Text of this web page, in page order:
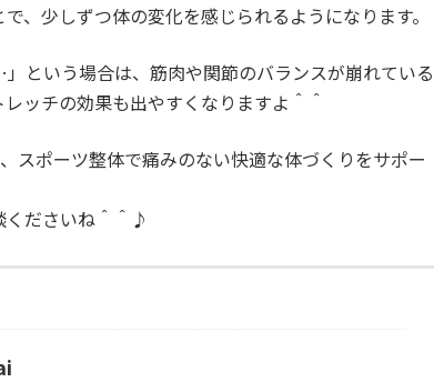
、少しずつ体の変化を感じられるようになります。
という場合は、筋肉や関節のバランスが崩れている
ッチの効果も出やすくなりますよ＾＾
スポーツ整体で痛みのない快適な体づくりをサポー
くださいね＾＾♪